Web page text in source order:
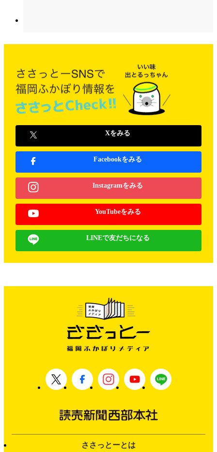
Xをみる
Facebookをみる
Instagramをみる
YouTubeをみる
LINEで友だちになる
ささっとーとは